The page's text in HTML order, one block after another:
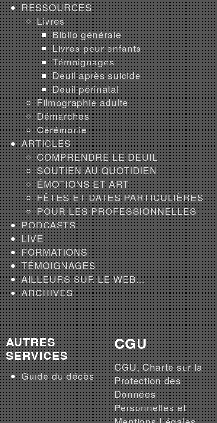
RESSOURCES
Livres
Biblio générale
Livres pour enfants
Témoignages
Deuil après suicide
Deuil périnatal
Filmographie adulte
Démarches
Cérémonie
ARTICLES
COMPRENDRE LE DEUIL
SOUTIEN AU QUOTIDIEN
ÉMOTIONS ET ART
FÊTES ET DATES PARTICULIÈRES
POUR LES PROFESSIONNELLES
PODCASTS
LIVE
FORMATIONS
TÉMOIGNAGES
AILLEURS SUR LE WEB...
ARCHIVES
AUTRES
SERVICES
Guide du décès
CGU
CGU, Charte sur la
Protection des
Données
Personnelles et